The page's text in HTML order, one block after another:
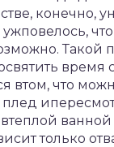
конечно,
ужповелось,
втом, что
плед
втеплой
только